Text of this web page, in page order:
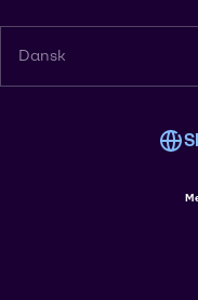
Dansk